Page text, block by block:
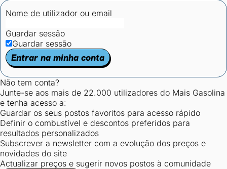
Nome de utilizador ou email
Guardar sessão
Guardar sessão
Entrar na minha conta
Não tem conta?
Junte-se aos mais de 22.000 utilizadores do Mais Gasolina
e tenha acesso a:
Guardar os seus postos favoritos para acesso rápido
Definir o combustível e descontos preferidos para
resultados personalizados
Subscrever a newsletter com a evolução dos preços e
novidades do site
Actualizar preços e sugerir novos postos à comunidade